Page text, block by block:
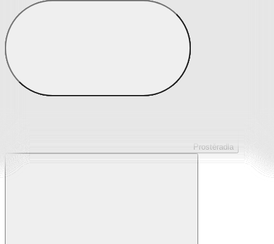
Prostěradla z mikroplyše
Prostěradla froté
Prostěradla